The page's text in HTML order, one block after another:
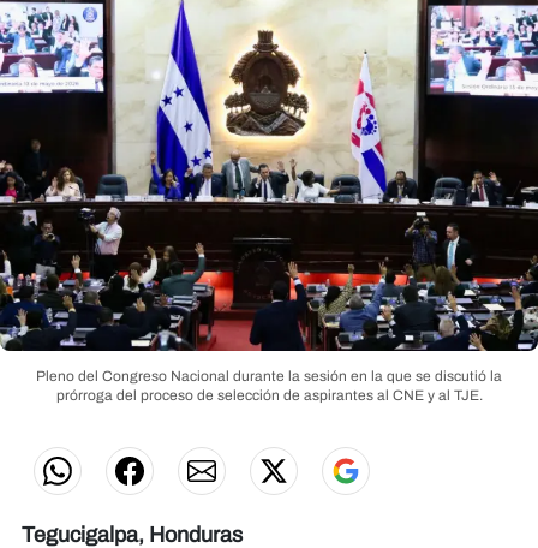
Pleno del Congreso Nacional durante la sesión en la que se discutió la
prórroga del proceso de selección de aspirantes al CNE y al TJE.
Tegucigalpa, Honduras